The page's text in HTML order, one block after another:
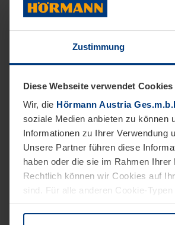
Zustimmung
Diese Webseite verwendet Cookies
Wir, die Hörmann Austria
soziale Medien anbieten zu können
Informationen zu Ihrer Verwendung
Unsere Partner führen diese
haben oder die sie im Rahmen
Rechtlich können wir Cookies auf
sind. Für alle anderen Cookie-
Erläuterung auf der Seite